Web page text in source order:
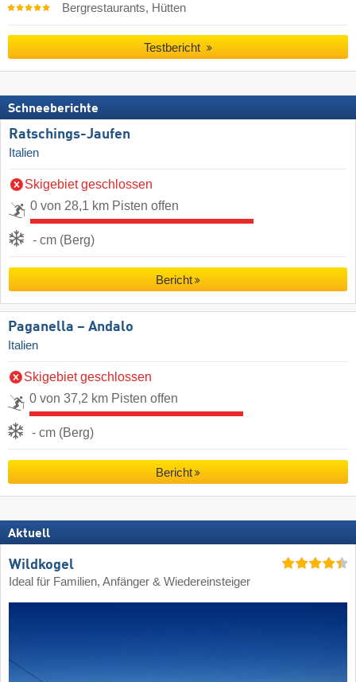
Bergrestaurants, Hütten
Testbericht
Schneeberichte
Ratschings-Jaufen
Italien
Skigebiet geschlossen
0 von 28,1 km Pisten offen
- cm (Berg)
Bericht
Paganella – Andalo
Italien
Skigebiet geschlossen
0 von 37,2 km Pisten offen
- cm (Berg)
Bericht
Aktuell
Wildkogel
Ideal für Familien, Anfänger & Wiedereinsteiger